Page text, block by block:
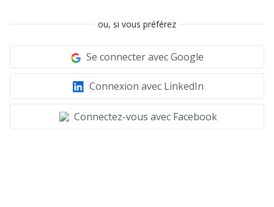
ou, si vous préférez
Se connecter avec Google
Connexion avec LinkedIn
Connectez-vous avec Facebook